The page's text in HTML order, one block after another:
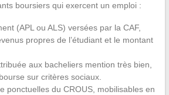
boursiers qui exercent un emploi :
(APL ou ALS) versées par la CAF,
propres de l’étudiant et le montant
aux bacheliers mention très bien,
sur critères sociaux.
ponctuelles du CROUS, mobilisables en